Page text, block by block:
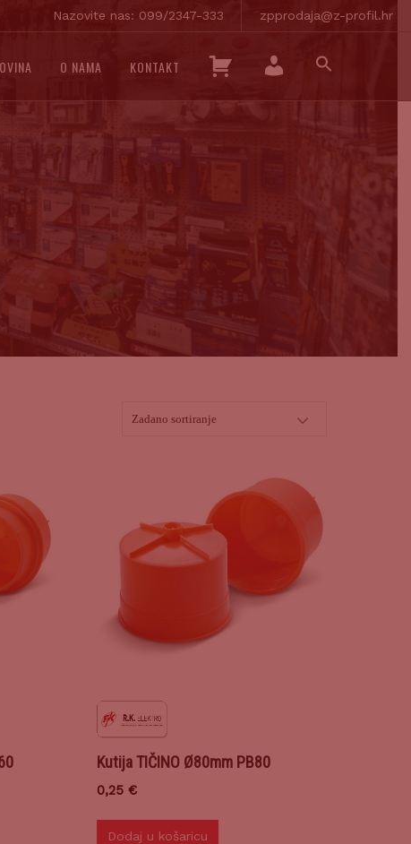
Nazovite nas: 099/2347-333 zpprodaja@z-profil.hr
O NAMA KONTAKT
Š
O
Kutija TIČINO Ø80mm PB80
0,25 €
Dodaj u košaricu